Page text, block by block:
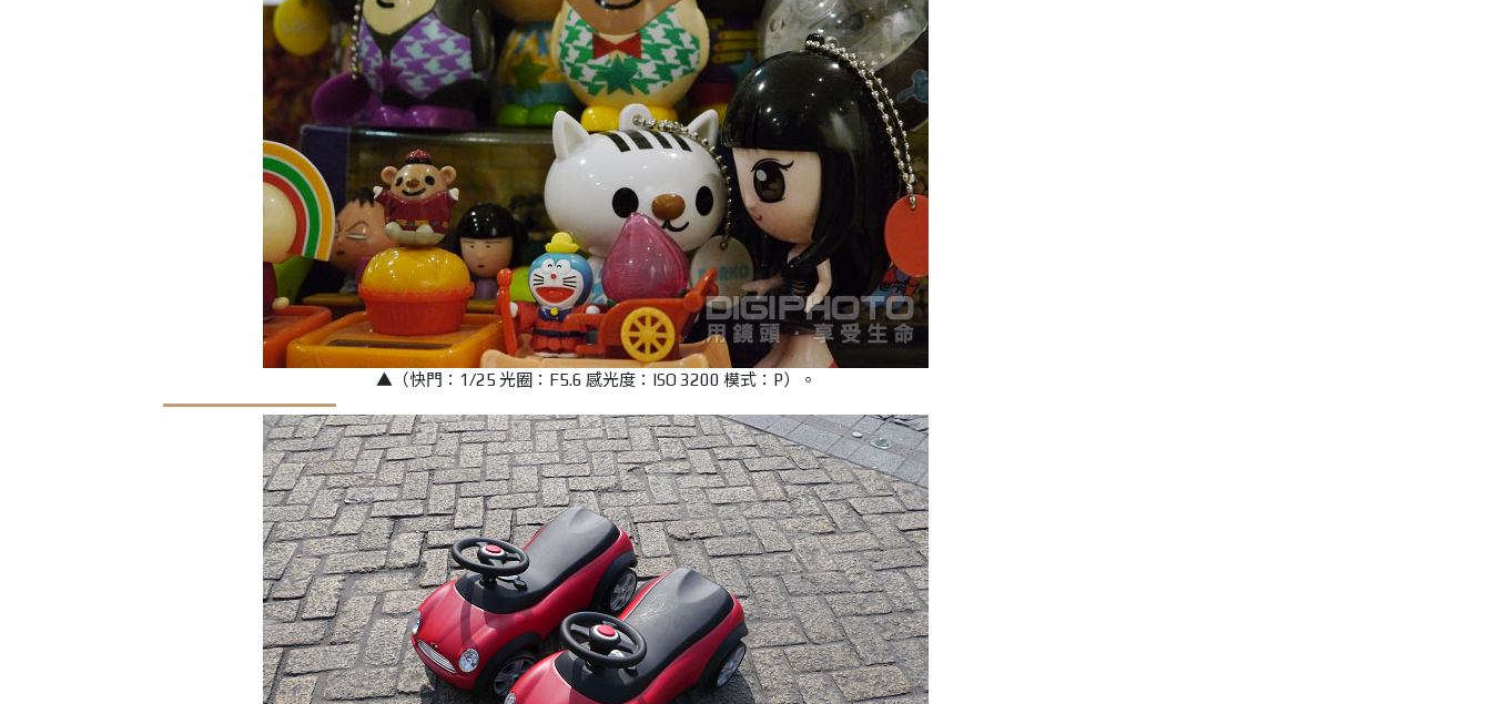
▲（快門：1/25 光圈：F5.6 感光度：ISO 3200 模式：P）。